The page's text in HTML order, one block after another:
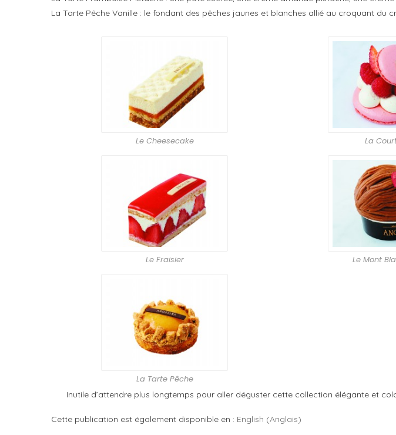
La Tarte Pêche Vanille : le fondant des pêches jaunes et blanches allié au croquant du
Le Cheesecake La
Le Fraisier Le Mont
La Tarte Pêche
Inutile d’attendre plus longtemps pour aller déguster cette collection élégante et
Cette publication est également disponible en : English (Anglais)